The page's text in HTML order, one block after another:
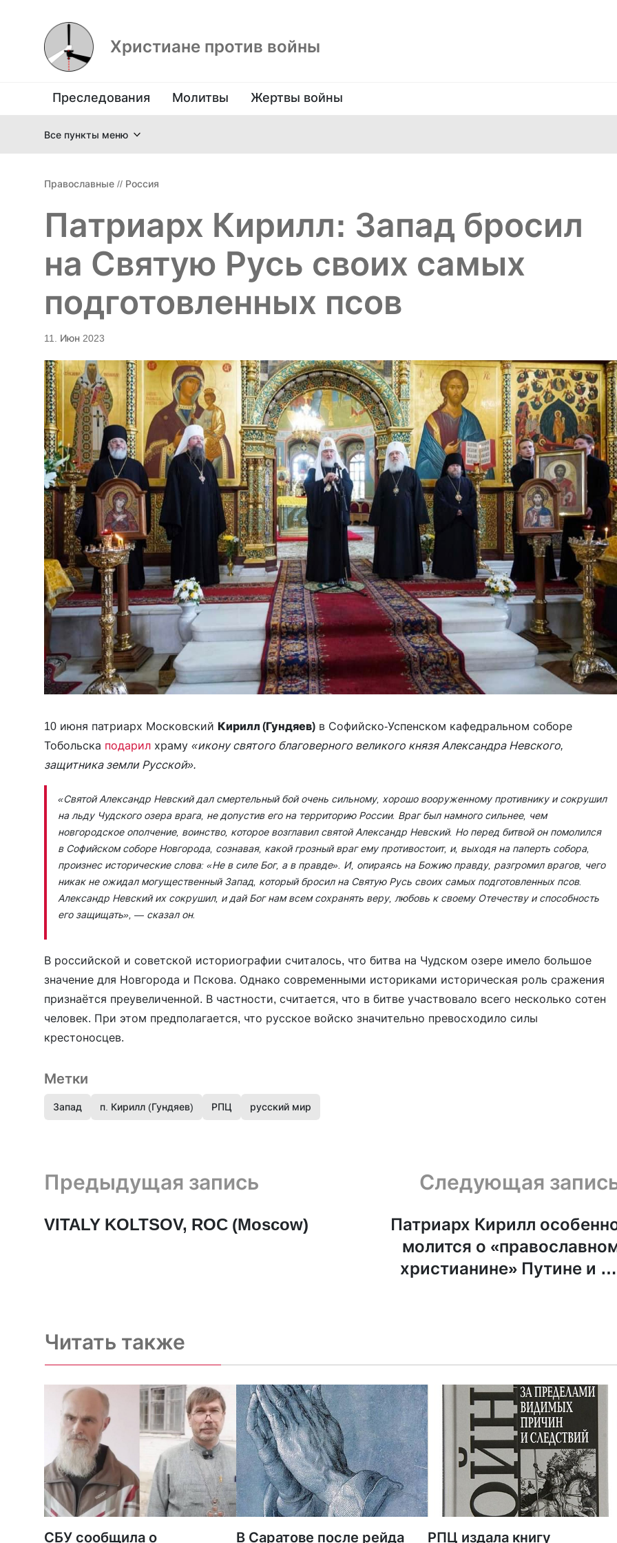
Христиане против войны
Преследования Молитвы Жертвы войны
Все пункты меню
Православные // Россия
Патриарх Кирилл: Запад бросил
на Святую Русь своих самых
подготовленных псов
11. Июн 2023
10 июня патриарх Московский Кирилл (Гундяев) в Софийско-Успенском кафедральном соборе
Тобольска подарил храму «икону святого благоверного великого князя Александра Невского,
защитника земли Русской».
«Святой Александр Невский дал смертельный бой очень сильному, хорошо вооруженному противнику и сокрушил
на льду Чудского озера врага, не допустив его на территорию России. Враг был намного сильнее, чем
новгородское ополчение, воинство, которое возглавил святой Александр Невский. Но перед битвой он помолился
в Софийском соборе Новгорода, сознавая, какой грозный враг ему противостоит, и, выходя на паперть собора,
произнес исторические слова: «Не в силе Бог, а в правде». И, опираясь на Божию правду, разгромил врагов, чего
никак не ожидал могущественный Запад, который бросил на Святую Русь своих самых подготовленных псов.
Александр Невский их сокрушил, и дай Бог нам всем сохранять веру, любовь к своему Отечеству и способность
его защищать», — сказал он.
В российской и советской историографии считалось, что битва на Чудском озере имело большое
значение для Новгорода и Пскова. Однако современными историками историческая роль сражения
признаётся преувеличенной. В частности, считается, что в битве участвовало всего несколько сотен
человек. При этом предполагается, что русское войско значительно превосходило силы
крестоносцев.
Метки
Запад п. Кирилл (Гундяев) РПЦ русский мир
Предыдущая запись и следующая запись
Предыдущая запись
VITALY KOLTSOV, ROC (Moscow)
Следующая
Патриарх Кирилл
молится о
христианине» Путине и «о
Читать также
СБУ сообщила о В Саратове после рейда РПЦ издала книгу